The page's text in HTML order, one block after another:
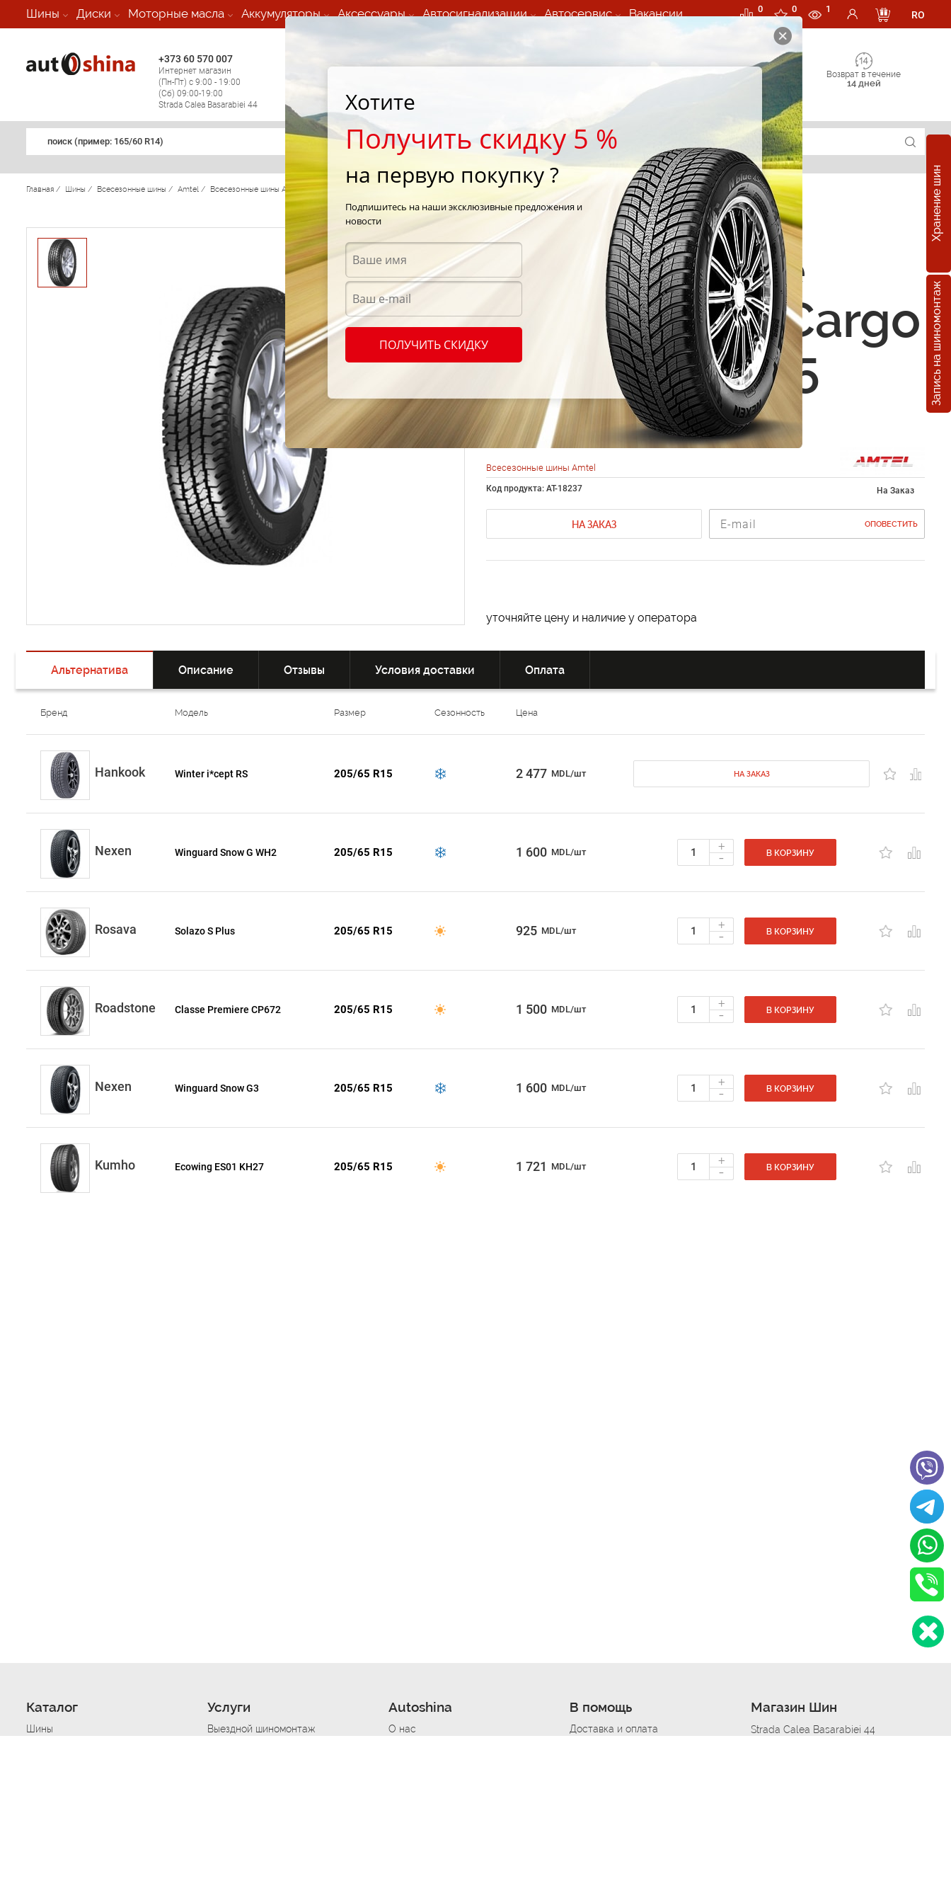
Шины Диски Моторные масла Аккумуляторы Аксессуары Автосигнализации Автосервис Вакансии 0 0 1
RO
+373 60 570 007
Интернет магазин
(Пн-Пт) с 9:00 - 19:00
(Сб) 09:00-19:00
Strada Calea Basarabiei 44
Мобильный шиномонтаж 24/7
Возврат в течение
14 дней
поиск (примеp: 165/60 R14)
Хранение шин
Запись на шиномонтаж
Главная / Шины / Всесезонные шины / Amtel / Всесезонные шины Amtel/ Cargo LT Amtel Cargo LT 205/65 R15 102Q
Всесезонные
шины Amtel Cargo
LT 205/65 R15
102Q
Всесезонные шины Amtel
Код продукта: AT-18237 На Заказ
НА ЗАКАЗ ОПОВЕСТИТЬ
уточняйте цену и наличие у оператора
Альтернатива Описание Отзывы Условия доставки Оплата
Бренд Модель Размер Сезонность Цена
Hankook Winter i*cept RS 205/65 R15 2 477 MDL/шт НА ЗАКАЗ
Nexen Winguard Snow G WH2 205/65 R15 1 600 MDL/шт +
- В КОРЗИНУ
Rosava Solazo S Plus 205/65 R15 925 MDL/шт +
- В КОРЗИНУ
Roadstone Classe Premiere CP672 205/65 R15 1 500 MDL/шт +
- В КОРЗИНУ
Nexen Winguard Snow G3 205/65 R15 1 600 MDL/шт +
- В КОРЗИНУ
Kumho Ecowing ES01 KH27 205/65 R15 1 721 MDL/шт +
- В КОРЗИНУ
Каталог
Шины
Услуги
Выездной шиномонтаж
Autoshina
О нас
В помощь
Доставка и оплата
Магазин Шин
Strada Calea Basarabiei 44
Хотите
Получить скидку 5 %
на первую покупку ?
Подпишитесь на наши эксклюзивные предложения и
новости
ПОЛУЧИТЬ СКИДКУ